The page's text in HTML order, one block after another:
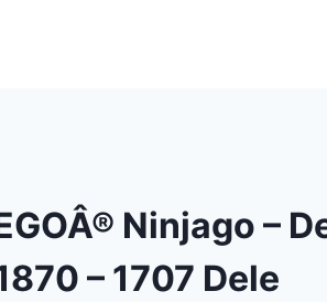
Ninjago –
– 1707 Dele